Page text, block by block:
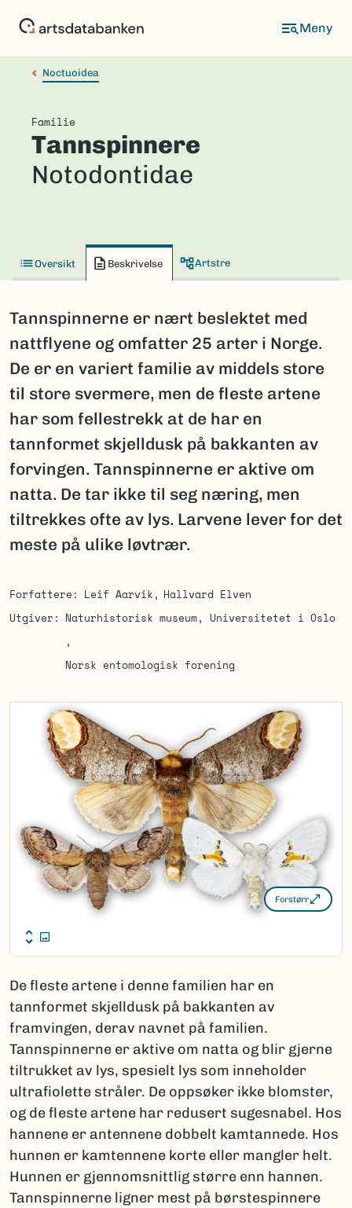
Noctuoidea
Familie
Tannspinnere
Notodontidae
Oversikt Beskrivelse Artstre
Tannspinnerne er nært beslektet med
nattflyene og omfatter 25 arter i Norge.
De er en variert familie av middels store
til store svermere, men de fleste artene
har som fellestrekk at de har en
tannformet skjelldusk på bakkanten av
forvingen. Tannspinnerne er aktive om
natta. De tar ikke til seg næring, men
tiltrekkes ofte av lys. Larvene lever for det
meste på ulike løvtrær.
Forfattere Leif Aarvik
Hallvard Elven
Utgiver
Naturhistorisk museum, Universitetet i Oslo
Norsk entomologisk forening
Forstørr
De fleste artene i denne familien har en
tannformet skjelldusk på bakkanten av
framvingen, derav navnet på familien.
Tannspinnerne er aktive om natta og blir gjerne
tiltrukket av lys, spesielt lys som inneholder
ultrafiolette stråler. De oppsøker ikke blomster,
og de fleste artene har redusert sugesnabel. Hos
hannene er antennene dobbelt kamtannede. Hos
hunnen er kamtennene korte eller mangler helt.
Hunnen er gjennomsnittlig større enn hannen.
Tannspinnerne ligner mest på børstespinnere